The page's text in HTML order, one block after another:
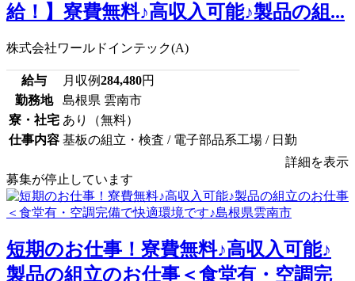
給！】寮費無料♪高収入可能♪製品の組...
株式会社ワールドインテック(A)
給与 月収例284,480円
勤務地
島根県 雲南市
寮・社宅 あり（無料）
仕事内容 基板の組立・検査 / 電子部品系工場 / 日勤
詳細を表示
募集が停止しています
短期のお仕事！寮費無料♪高収入可能♪
製品の組立のお仕事＜食堂有・空調完